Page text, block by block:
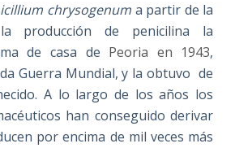
chrysogenum a partir de la
producción de penicilina la
de casa de Peoria en 1943,
Guerra Mundial, y la obtuvo de
A lo largo de los años los
han conseguido derivar
por encima de mil veces más